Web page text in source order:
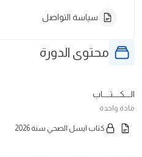
سياسة التواصل
محتوى الدورة
الـــكــــتــــاب
مادة واحدة
كتاب ايسل الصحي سنة 2026